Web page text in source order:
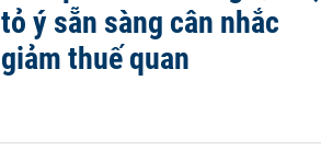
tỏ ý sẵn sàng cân nhắc
giảm thuế quan